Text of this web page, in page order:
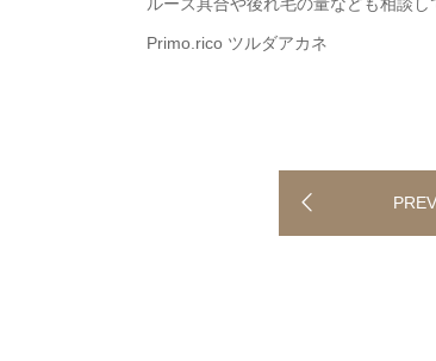
Primo.rico ツルダアカネ
PREV